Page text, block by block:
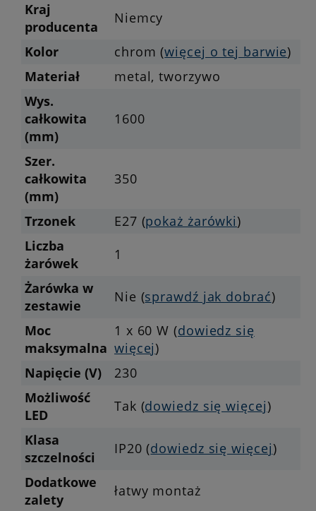
Kraj
producenta
Niemcy
Kolor
chrom (więcej o tej barwie)
Materiał
metal, tworzywo
Wys.
całkowita
(mm)
1600
Szer.
całkowita
(mm)
350
Trzonek E27 (pokaż żarówki)
Liczba
żarówek
1
Żarówka w
zestawie
Nie (sprawdź jak dobrać)
Moc
maksymalna
1 x 60 W (dowiedz się
więcej)
Napięcie (V)
230
Możliwość
LED
Tak (dowiedz się więcej)
Klasa
szczelności
IP20 (dowiedz się więcej)
Dodatkowe
zalety
łatwy montaż